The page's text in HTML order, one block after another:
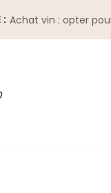
: Achat vin : opter